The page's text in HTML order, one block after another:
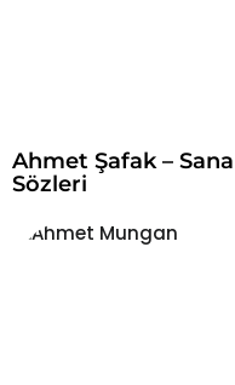
Ahmet Şafak –
Sözleri